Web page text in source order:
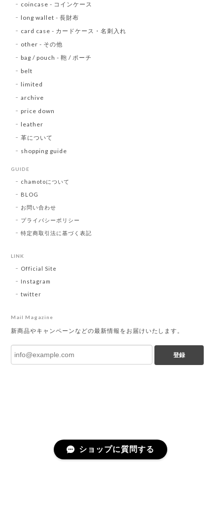
coincase - コインケース
long wallet - 長財布
card case - カードケース・名刺入れ
other - その他
bag / pouch - 鞄 / ポーチ
belt
limited
archive
price down
leather
革について
shopping guide
GUIDE
chamotoについて
BLOG
お問い合わせ
プライバシーポリシー
特定商取引法に基づく表記
LINK
Official Site
Instagram
twitter
Mail Magazine
新商品やキャンペーンなどの最新情報をお届けいたします。
登録
ショップに質問する